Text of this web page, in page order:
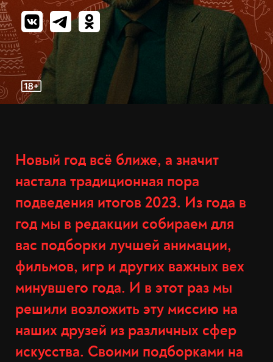
Новый год всё ближе, а значит
настала традиционная пора
подведения итогов 2023. Из года в
год мы в редакции собираем для
вас подборки лучшей анимации,
фильмов, игр и других важных вех
минувшего года. И в этот раз мы
решили возложить эту миссию на
наших друзей из различных сфер
искусства. Своими подборками на